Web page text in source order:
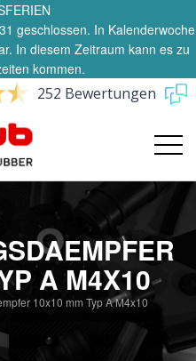
geschlossen. In Kalenderwoche
In diesem Zeitraum kann es zu
kommen.
252 Bewertungen
A M4X10
10x10 mm Typ A M4x10